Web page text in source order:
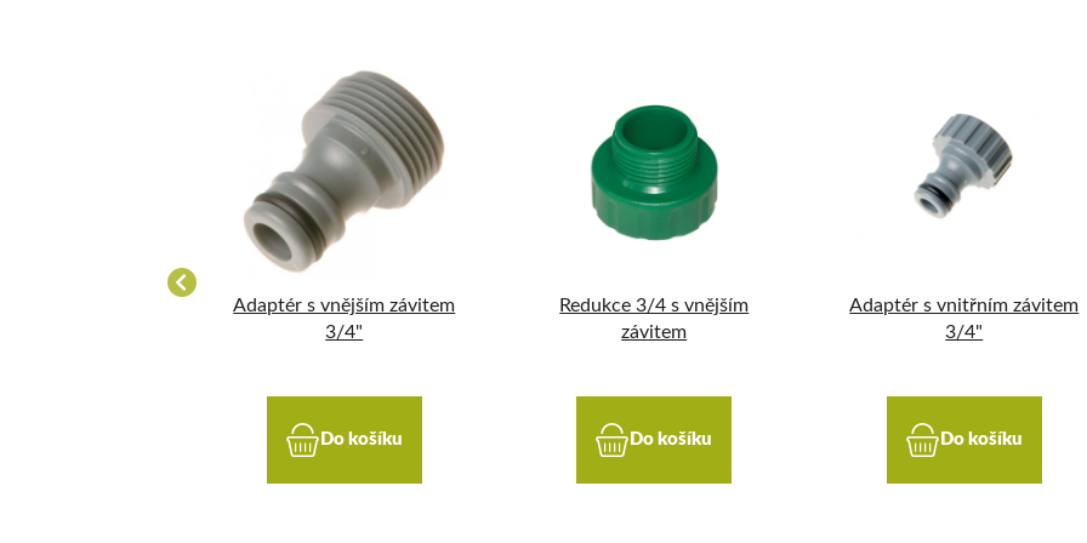
Adaptér s vnějším závitem
3/4"
Do košíku
Redukce 3/4 s vnějším
závitem
Do košíku
Adaptér s vnitřním závitem
3/4"
Do košíku